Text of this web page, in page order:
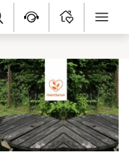
Kundenservice
MyHomeMenü